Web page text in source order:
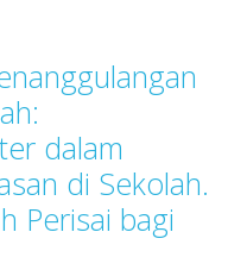
dalam
di Sekolah.
Perisai bagi